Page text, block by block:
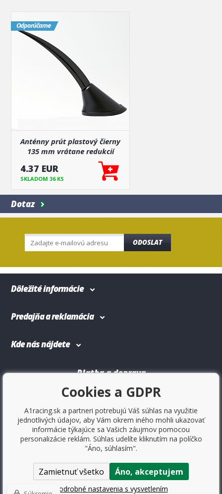
Odporúčame
Anténny prút plastový čierny
135 mm vrátane redukcií
4.37 EUR
SKLADOM 36 KS
Dotaz
ODOSLAT
Dôležité informácie
Predajňa a reklamácia
Kde nás nájdete
Platba a doprava
Copyright © 2017Sportovniautodoplnky.cz- Tuning shop, športové
autodoplnky, tuning auta. Všetky práva vyhradené.
Cookies a GDPR
A1racing.sk a partneri potrebujú Váš súhlas na využitie
jednotlivých údajov, aby Vám okrem iného mohli ukazovať
informácie týkajúce sa Vašich záujmov pomocou
personalizácie reklám. Súhlas udelíte kliknutím na políčko
"Áno, súhlasím".
Zamietnuť všetko Áno, akceptujem
Podrobné nastavenia s vysvetlením